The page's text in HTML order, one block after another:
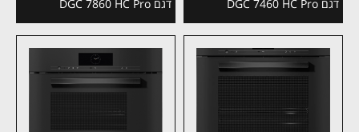
דגם DGC 7460 HC Pro דגם DGC 7860 HC Pro